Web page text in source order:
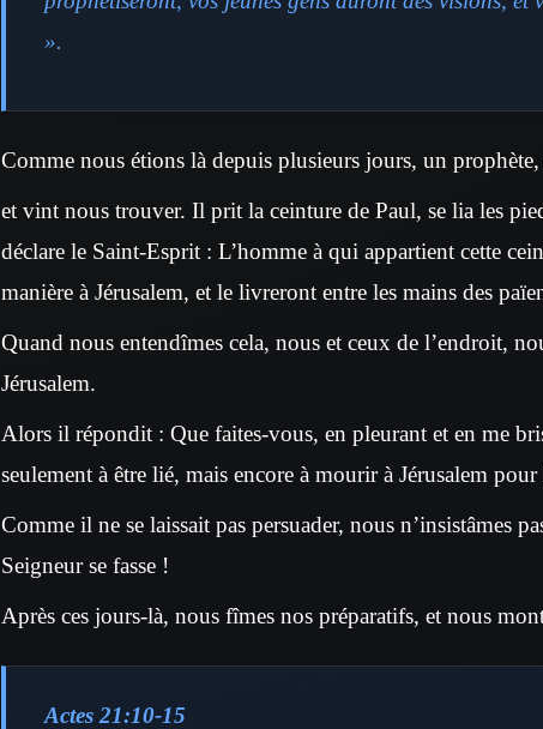
».
Comme nous étions là depuis plusieurs jours, un
et vint nous trouver. Il prit la ceinture de Paul, se lia les
déclare le Saint-Esprit : L’homme à qui appartient cette
manière à Jérusalem, et le livreront entre les mains des
Quand nous entendîmes cela, nous et ceux de l’endroit,
Jérusalem.
Alors il répondit : Que faites-vous, en pleurant et en me
seulement à être lié, mais encore à mourir à Jérusalem
Comme il ne se laissait pas persuader, nous n’insistâmes
Seigneur se fasse !
Après ces jours-là, nous fîmes nos préparatifs, et nous
Actes 21:10-15